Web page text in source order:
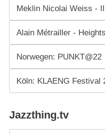
Meklin Nicolai Weiss -
Alain Métrailler -
Norwegen: PUNKT@22
Köln: KLAENG Festival
Jazzthing.tv